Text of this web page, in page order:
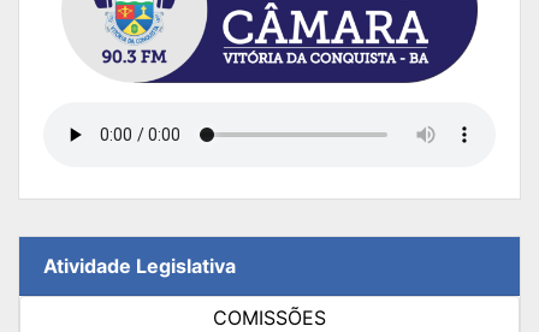
Atividade Legislativa
COMISSÕES